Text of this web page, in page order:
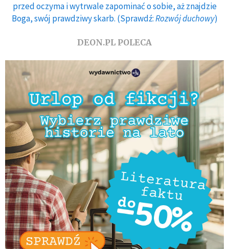
przed oczyma i wytrwale zapominać o sobie, aż znajdzie
Boga, swój prawdziwy skarb. (Sprawdź:Rozwój duchowy)
DEON.PL POLECA